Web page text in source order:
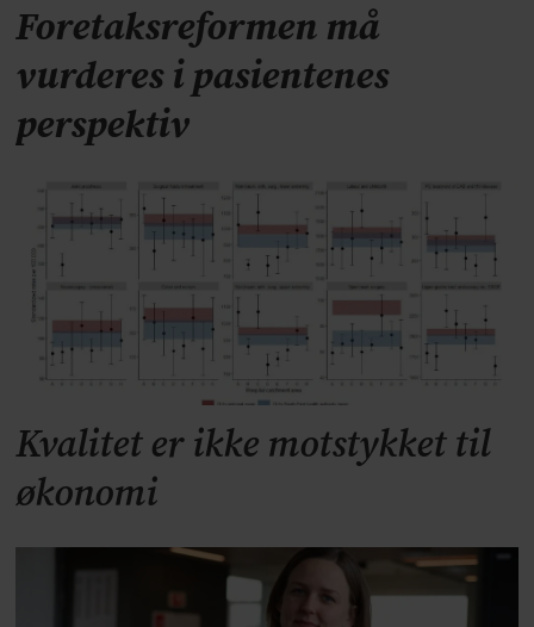
Foretaksreformen må
vurderes i pasientenes
perspektiv
Kvalitet er ikke motstykket til
økonomi